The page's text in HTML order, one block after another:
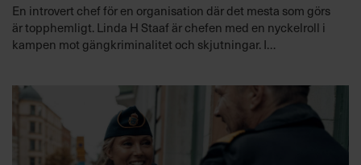
En introvert chef för en organisation där det mesta som görs
är topphemligt. Linda H Staaf är chefen med en nyckelroll i
kampen mot gängkriminalitet och skjutningar. I